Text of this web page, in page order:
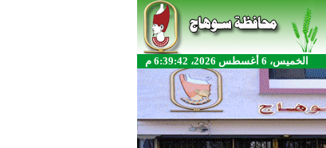
الخميس، 6 أغسطس 2026، 6:39:42 م